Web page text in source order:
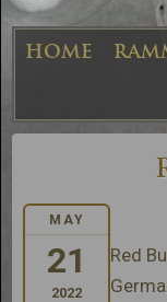
HOME
MAY
21
2022
Red